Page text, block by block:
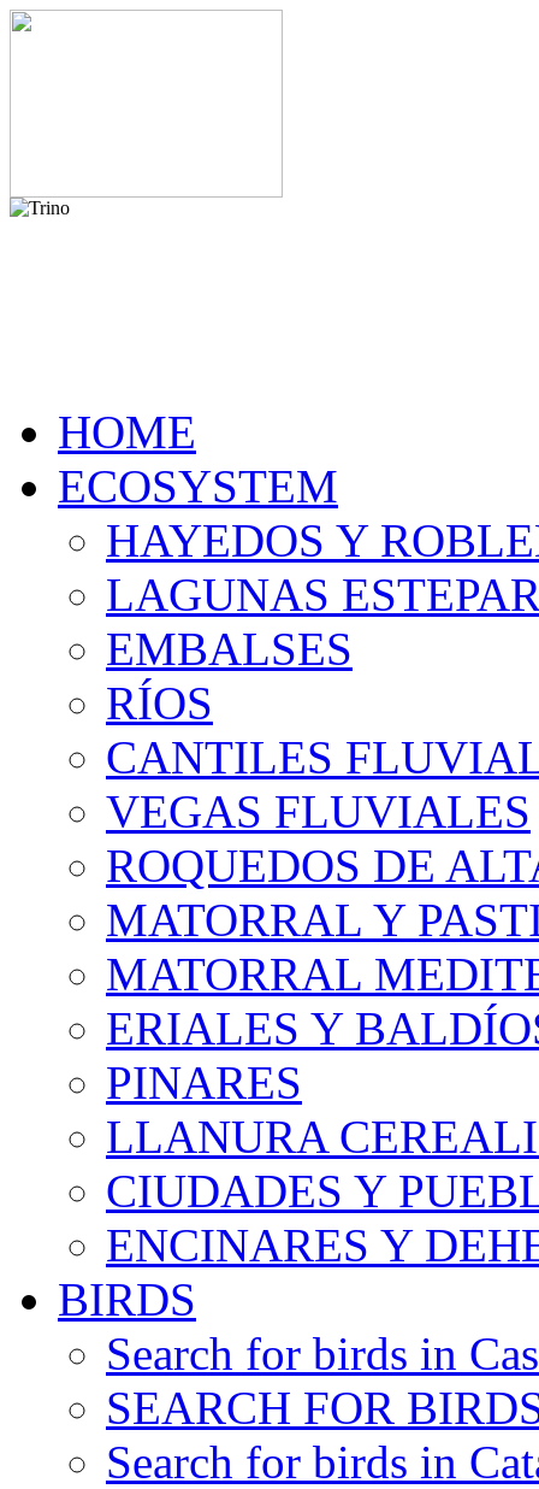
HOME
ECOSYSTEM
HAYEDOS Y
LAGUNAS
EMBALSES
RÍOS
CANTILES
VEGAS FLUVIALES
ROQUEDOS DE
MATORRAL Y
MATORRAL
ERIALES Y
PINARES
LLANURA
CIUDADES Y
ENCINARES Y
BIRDS
Search for birds in
SEARCH FOR
Search for birds in